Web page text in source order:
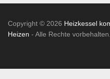
Copyright © 2026 Heizkessel
Heizen - Alle Rechte vorbehalten.